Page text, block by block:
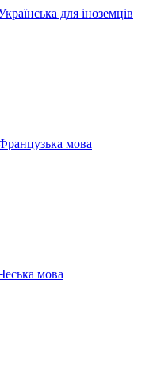
для іноземців
мова
мова